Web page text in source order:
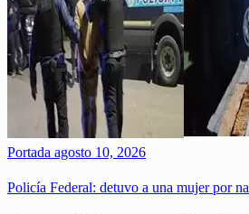
Portada agosto 10, 2026
Policía Federal: detuvo a una mujer por